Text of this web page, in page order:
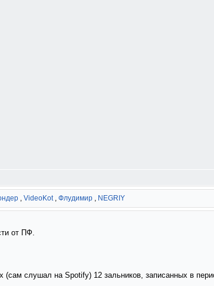
, VideoKot, Флудимир , NEGRIY
от ПФ.
(сам слушал на Spotify) 12 зальников, записанных в